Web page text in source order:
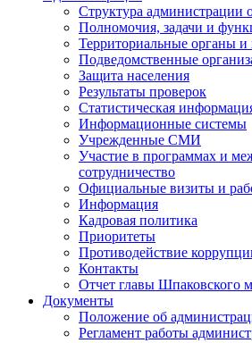
Структура администрации
Полномочия, задачи и
Территориальные органы и
Подведомственные
Защита населения
Результаты проверок
Статистическая
Информационные системы
Учрежденные СМИ
Участие в программах и
сотрудничество
Официальные визиты и
Информация
Кадровая политика
Приоритеты
Противодействие
Контакты
Отчет главы Шпаковского
Документы
Положение об
Регламент работы